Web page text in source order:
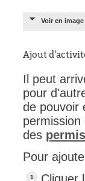
Voir en image
Ajout
Il peut
pour
de pouvoir
permission
des
Pour